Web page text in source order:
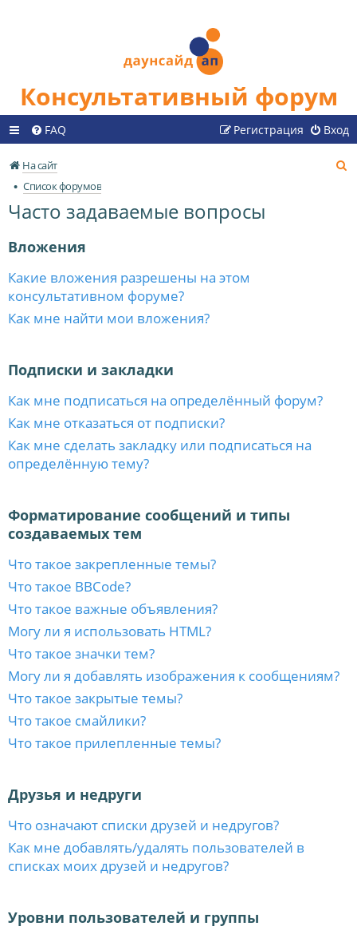
Консультативный форум
FAQ Вход
Регистрация
На сайт
Список форумов
Часто задаваемые вопросы
Вложения
Какие вложения разрешены на этом
консультативном форуме?
Как мне найти мои вложения?
Подписки и закладки
Как мне подписаться на определённый форум?
Как мне отказаться от подписки?
Как мне сделать закладку или подписаться на
определённую тему?
Форматирование сообщений и типы
создаваемых тем
Что такое закрепленные темы?
Что такое BBCode?
Что такое важные объявления?
Могу ли я использовать HTML?
Что такое значки тем?
Могу ли я добавлять изображения к сообщениям?
Что такое закрытые темы?
Что такое смайлики?
Что такое прилепленные темы?
Друзья и недруги
Что означают списки друзей и недругов?
Как мне добавлять/удалять пользователей в
списках моих друзей и недругов?
Уровни пользователей и группы